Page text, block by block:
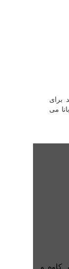
برای
می
کاوه و